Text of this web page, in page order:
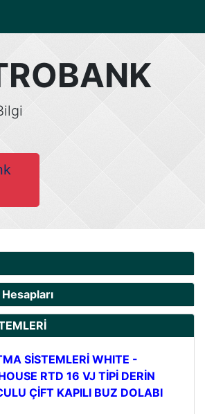
SİSTEMLERİ WHITE -
RTD 16 VJ TİPİ DERİN
ÇİFT KAPILI BUZ DOLABI